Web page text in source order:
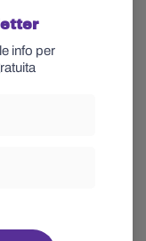
info per